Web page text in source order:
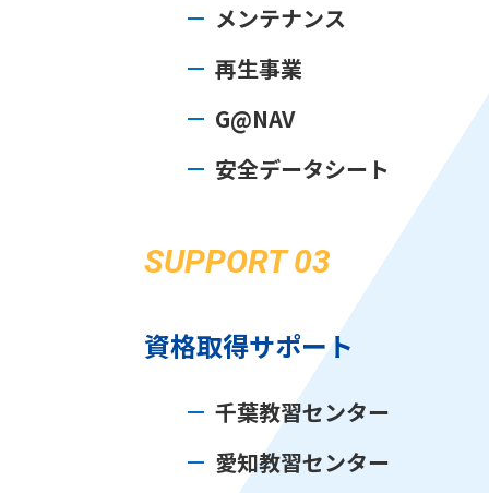
メンテナンス
再生事業
G@NAV
安全データシート
SUPPORT 03
資格取得サポート
千葉教習センター
愛知教習センター